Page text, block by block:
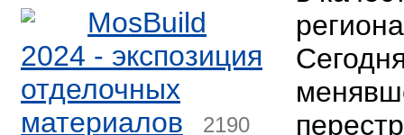
MosBuild
2024 - экспозиция
отделочных
материалов
2190